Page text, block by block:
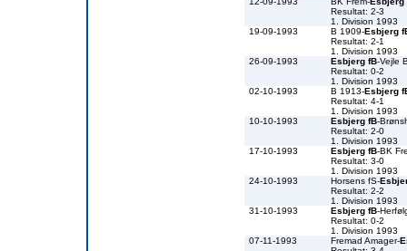
Resultat: 2-3
1. Division 1993
19-09-1993
B 1909-Esbjerg
Resultat: 2-1
1. Division 1993
26-09-1993
Esbjerg fB-Vejle
Resultat: 0-2
1. Division 1993
02-10-1993
B 1913-Esbjerg
Resultat: 4-1
1. Division 1993
10-10-1993
Esbjerg fB-
Resultat: 2-0
1. Division 1993
17-10-1993
Esbjerg fB-BK
Resultat: 3-0
1. Division 1993
24-10-1993
Horsens fS-
Resultat: 2-2
1. Division 1993
31-10-1993
Esbjerg fB-
Resultat: 0-2
1. Division 1993
07-11-1993
Fremad Amager-